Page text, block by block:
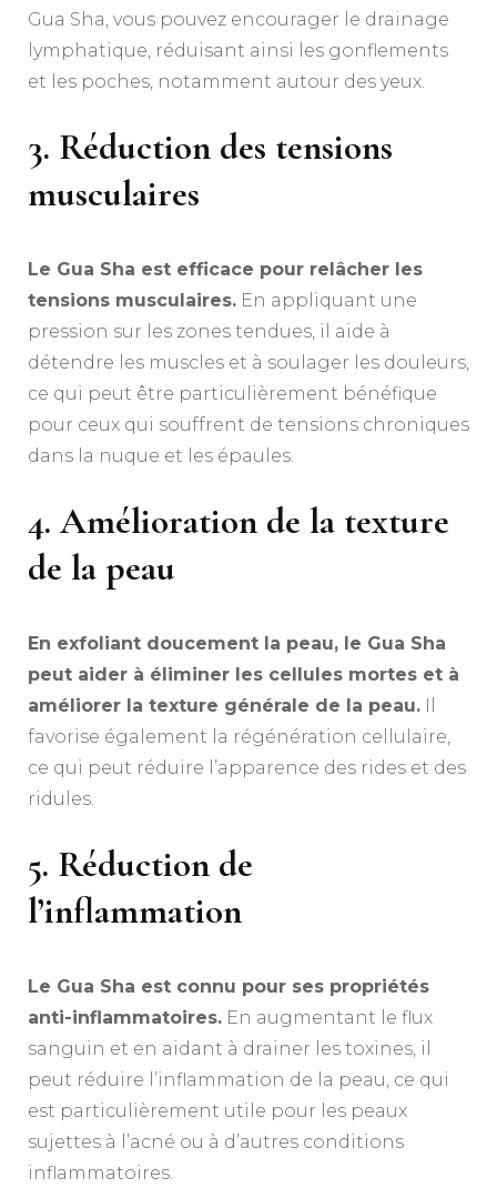
Gua Sha, vous pouvez encourager le drainage
lymphatique, réduisant ainsi les gonflements
et les poches, notamment autour des yeux.
3. Réduction des tensions
musculaires
Le Gua Sha est efficace pour relâcher les
tensions musculaires. En appliquant une
pression sur les zones tendues, il aide à
détendre les muscles et à soulager les douleurs,
ce qui peut être particulièrement bénéfique
pour ceux qui souffrent de tensions chroniques
dans la nuque et les épaules.
4. Amélioration de la texture
de la peau
En exfoliant doucement la peau, le Gua Sha
peut aider à éliminer les cellules mortes et à
améliorer la texture générale de la peau. Il
favorise également la régénération cellulaire,
ce qui peut réduire l’apparence des rides et des
ridules.
5. Réduction de
l’inflammation
Le Gua Sha est connu pour ses propriétés
anti-inflammatoires. En augmentant le flux
sanguin et en aidant à drainer les toxines, il
peut réduire l’inflammation de la peau, ce qui
est particulièrement utile pour les peaux
sujettes à l’acné ou à d’autres conditions
inflammatoires.